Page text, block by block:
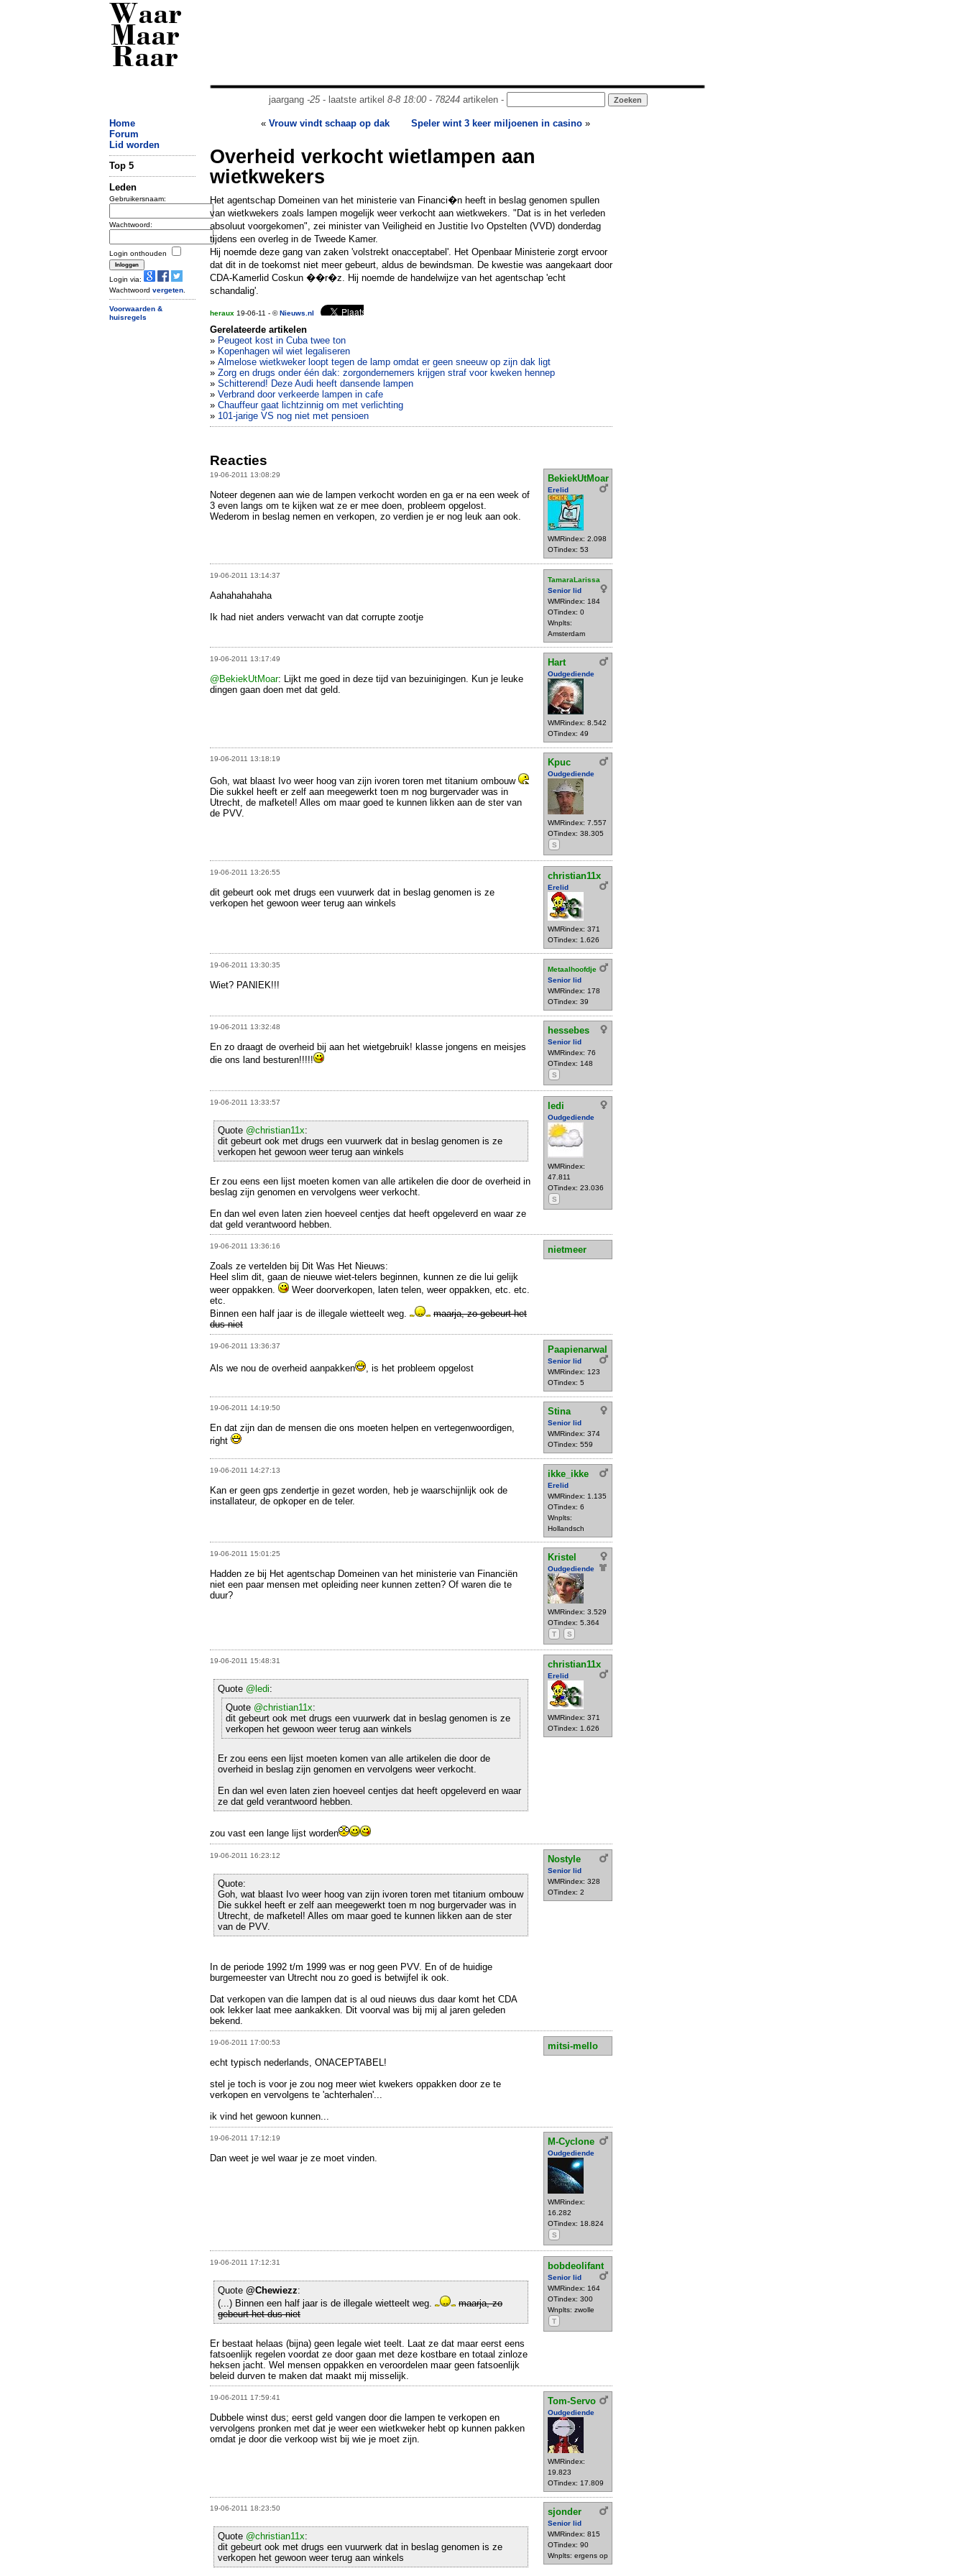
Waar
Maar
Raar
jaargang -25- laatste artikel 8-8 18:00- 78244artikelen -
Home
Forum
Lid worden
Top 5
Leden
Gebruikersnaam:
Wachtwoord:
Login onthouden
Login via:
Wachtwoord vergeten
Voorwaarden &
huisregels
« Vrouw vindt schaap op dak Speler wint 3 keer miljoenen in casino »
Overheid verkocht wietlampen aan
wietkwekers
Het agentschap Domeinen van het ministerie van Financi�n heeft in beslag genomen spullen
van wietkwekers zoals lampen mogelijk weer verkocht aan wietkwekers. "Dat is in het verleden
absoluut voorgekomen", zei minister van Veiligheid en Justitie Ivo Opstelten (VVD) donderdag
tijdens een overleg in de Tweede Kamer.
Hij noemde deze gang van zaken 'volstrekt onacceptabel'. Het Openbaar Ministerie zorgt ervoor
dat dit in de toekomst niet meer gebeurt, aldus de bewindsman. De kwestie was aangekaart door
CDA-Kamerlid Coskun ��r�z. Hij noemde de handelwijze van het agentschap 'echt
schandalig'.
heraux 19-06-11 - ©Nieuws.nl
Gerelateerde artikelen
» Peugeot kost in Cuba twee ton
» Kopenhagen wil wiet legaliseren
» Almelose wietkweker loopt tegen de lamp omdat er geen sneeuw op zijn dak ligt
» Zorg en drugs onder één dak: zorgondernemers krijgen straf voor kweken hennep
» Schitterend! Deze Audi heeft dansende lampen
» Verbrand door verkeerde lampen in cafe
» Chauffeur gaat lichtzinnig om met verlichting
» 101-jarige VS nog niet met pensioen
Reacties
19-06-2011 13:08:29 BekiekUtMoar
Erelid
WMRindex: 2.098
OTindex: 53
Noteer degenen aan wie de lampen verkocht worden en ga er na een week of
3 even langs om te kijken wat ze er mee doen, probleem opgelost.
Wederom in beslag nemen en verkopen, zo verdien je er nog leuk aan ook.
19-06-2011 13:14:37
TamaraLarissa
Senior lid
WMRindex: 184
OTindex: 0
Wnplts:
Amsterdam
Aahahahahaha
Ik had niet anders verwacht van dat corrupte zootje
19-06-2011 13:17:49 Hart
Oudgediende
WMRindex: 8.542
OTindex: 49
@BekiekUtMoar: Lijkt me goed in deze tijd van bezuinigingen. Kun je leuke
dingen gaan doen met dat geld.
19-06-2011 13:18:19 Kpuc
Oudgediende
WMRindex: 7.557
OTindex: 38.305
S
Goh, wat blaast Ivo weer hoog van zijn ivoren toren met titanium ombouw
Die sukkel heeft er zelf aan meegewerkt toen m nog burgervader was in
Utrecht, de mafketel! Alles om maar goed te kunnen likken aan de ster van
de PVV.
19-06-2011 13:26:55 christian11x
Erelid
WMRindex: 371
OTindex: 1.626
dit gebeurt ook met drugs een vuurwerk dat in beslag genomen is ze
verkopen het gewoon weer terug aan winkels
19-06-2011 13:30:35
Metaalhoofdje
Senior lid
WMRindex: 178
OTindex: 39
Wiet? PANIEK!!!
19-06-2011 13:32:48 hessebes
Senior lid
WMRindex: 76
OTindex: 148
S
En zo draagt de overheid bij aan het wietgebruik! klasse jongens en meisjes
die ons land besturen!!!!!
19-06-2011 13:33:57 ledi
Oudgediende
WMRindex:
47.811
OTindex: 23.036
S
Quote @christian11x:
dit gebeurt ook met drugs een vuurwerk dat in beslag genomen is ze
verkopen het gewoon weer terug aan winkels
Er zou eens een lijst moeten komen van alle artikelen die door de overheid in
beslag zijn genomen en vervolgens weer verkocht.
En dan wel even laten zien hoeveel centjes dat heeft opgeleverd en waar ze
dat geld verantwoord hebben.
19-06-2011 13:36:16
nietmeer
Zoals ze vertelden bij Dit Was Het Nieuws:
Heel slim dit, gaan de nieuwe wiet-telers beginnen, kunnen ze die lui gelijk
weer oppakken.
Weer doorverkopen, laten telen, weer oppakken, etc. etc.
etc.
Binnen een half jaar is de illegale wietteelt weg.
maarja, zo gebeurt het
dus niet
19-06-2011 13:36:37 Paapienarwal
Senior lid
WMRindex: 123
OTindex: 5
Als we nou de overheid aanpakken , is het probleem opgelost
19-06-2011 14:19:50 Stina
Senior lid
WMRindex: 374
OTindex: 559
En dat zijn dan de mensen die ons moeten helpen en vertegenwoordigen,
right
19-06-2011 14:27:13 ikke_ikke
Erelid
WMRindex: 1.135
OTindex: 6
Wnplts:
Hollandsch
Kan er geen gps zendertje in gezet worden, heb je waarschijnlijk ook de
installateur, de opkoper en de teler.
19-06-2011 15:01:25 Kristel
Oudgediende
WMRindex: 3.529
OTindex: 5.364
T
S
Hadden ze bij Het agentschap Domeinen van het ministerie van Financiën
niet een paar mensen met opleiding neer kunnen zetten? Of waren die te
duur?
19-06-2011 15:48:31 christian11x
Erelid
WMRindex: 371
OTindex: 1.626
Quote @ledi:
Quote @christian11x:
dit gebeurt ook met drugs een vuurwerk dat in beslag genomen is ze
verkopen het gewoon weer terug aan winkels
Er zou eens een lijst moeten komen van alle artikelen die door de
overheid in beslag zijn genomen en vervolgens weer verkocht.
En dan wel even laten zien hoeveel centjes dat heeft opgeleverd en waar
ze dat geld verantwoord hebben.
zou vast een lange lijst worden
19-06-2011 16:23:12 Nostyle
Senior lid
WMRindex: 328
OTindex: 2
Quote:
Goh, wat blaast Ivo weer hoog van zijn ivoren toren met titanium ombouw
Die sukkel heeft er zelf aan meegewerkt toen m nog burgervader was in
Utrecht, de mafketel! Alles om maar goed te kunnen likken aan de ster
van de PVV.
In de periode 1992 t/m 1999 was er nog geen PVV. En of de huidige
burgemeester van Utrecht nou zo goed is betwijfel ik ook.
Dat verkopen van die lampen dat is al oud nieuws dus daar komt het CDA
ook lekker laat mee aankakken. Dit voorval was bij mij al jaren geleden
bekend.
19-06-2011 17:00:53
mitsi-mello
echt typisch nederlands, ONACEPTABEL!
stel je toch is voor je zou nog meer wiet kwekers oppakken door ze te
verkopen en vervolgens te 'achterhalen'...
ik vind het gewoon kunnen...
19-06-2011 17:12:19 M-Cyclone
Oudgediende
WMRindex:
16.282
OTindex: 18.824
S
Dan weet je wel waar je ze moet vinden.
19-06-2011 17:12:31 bobdeolifant
Senior lid
WMRindex: 164
OTindex: 300
Wnplts: zwolle
T
Quote @Chewiezz:
(...) Binnen een half jaar is de illegale wietteelt weg.
maarja, zo
gebeurt het dus niet
Er bestaat helaas (bijna) geen legale wiet teelt. Laat ze dat maar eerst eens
fatsoenlijk regelen voordat ze door gaan met deze kostbare en totaal zinloze
heksen jacht. Wel mensen oppakken en veroordelen maar geen fatsoenlijk
beleid durven te maken dat maakt mij misselijk.
19-06-2011 17:59:41 Tom-Servo
Oudgediende
WMRindex:
19.823
OTindex: 17.809
Dubbele winst dus; eerst geld vangen door die lampen te verkopen en
vervolgens pronken met dat je weer een wietkweker hebt op kunnen pakken
omdat je door die verkoop wist bij wie je moet zijn.
19-06-2011 18:23:50 sjonder
Senior lid
WMRindex: 815
OTindex: 90
Wnplts: ergens op
Quote @christian11x:
dit gebeurt ook met drugs een vuurwerk dat in beslag genomen is ze
verkopen het gewoon weer terug aan winkels